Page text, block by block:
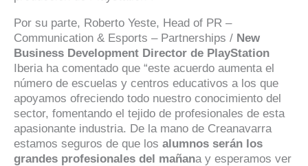
Por su parte, Roberto Yeste, Head of PR –
Communication & Esports – Partnerships / New
Business Development Director de PlayStation
Iberia ha comentado que “este acuerdo aumenta el
número de escuelas y centros educativos a los que
apoyamos ofreciendo todo nuestro conocimiento del
sector, fomentando el tejido de profesionales de esta
apasionante industria. De la mano de Creanavarra
estamos seguros de que los alumnos serán los
grandes profesionales del mañana y esperamos ver